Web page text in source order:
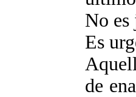
No es
Es
de